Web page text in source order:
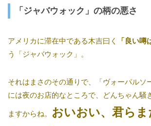
「ジャバウォック」の柄の悪さ
アメリカに滞在中である木吉曰く 「良い噂
う「ジャバウォック」。
それはまさのその通りで、「ヴォーパルソ
には夜のお店的なところで、どんちゃん騒
ますからね。
おいおい、君ら